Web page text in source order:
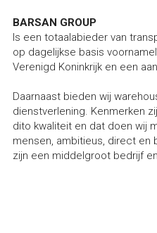
BARSAN GROUP
Is een totaalabieder van
op dagelijkse basis
Verenigd Koninkrijk en een
Daarnaast bieden wij
dienstverlening. Kenmerken
dito kwaliteit en dat doen wij
mensen, ambitieus, direct en
zijn een middelgroot bedrijf